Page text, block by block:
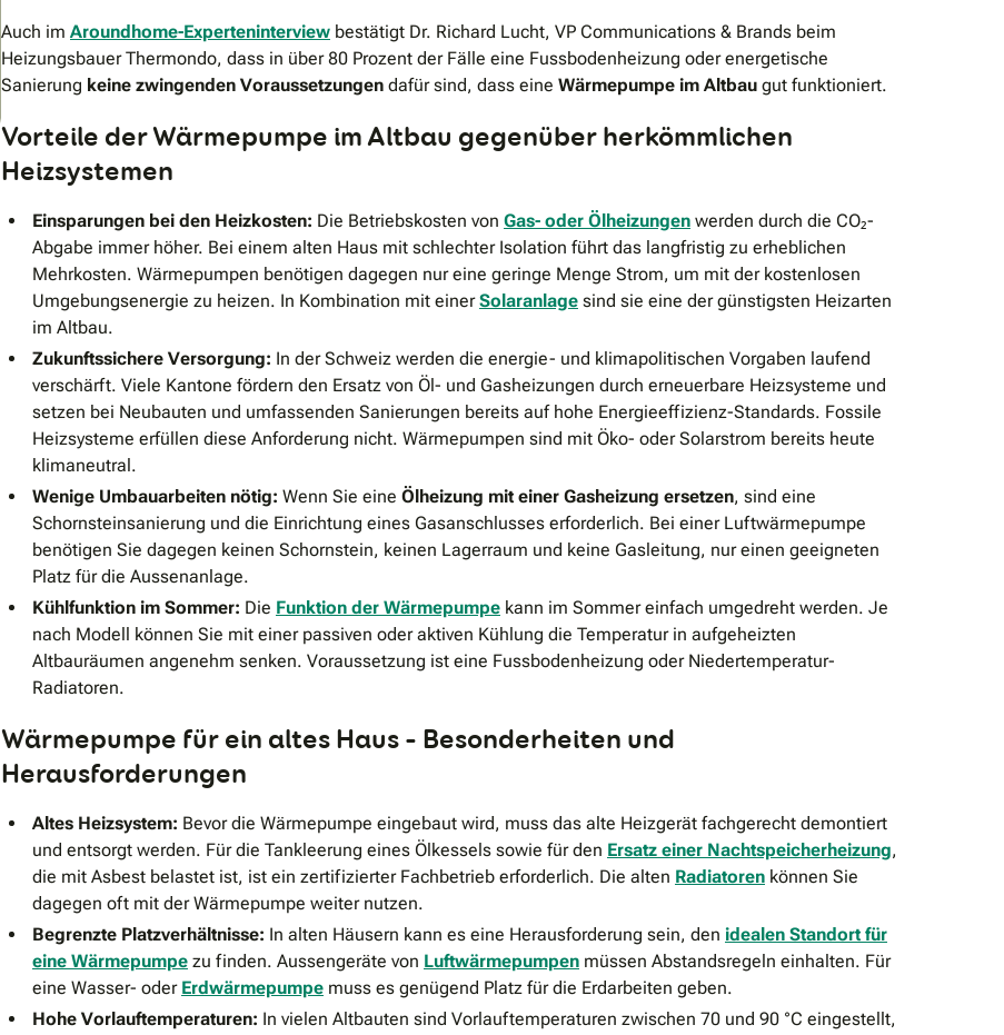
Auch im Aroundhome-Experteninterview bestätigt Dr. Richard Lucht, VP Communications & Brands beim
Heizungsbauer Thermondo, dass in über 80 Prozent der Fälle eine Fussbodenheizung oder energetische
Sanierung keine zwingenden Voraussetzungen dafür sind, dass eine Wärmepumpe im Altbau gut funktioniert.
Vorteile der Wärmepumpe im Altbau gegenüber herkömmlichen
Heizsystemen
Einsparungen bei den Heizkosten: Die Betriebskosten von Gas- oder Ölheizungen werden durch die CO₂-
Abgabe immer höher. Bei einem alten Haus mit schlechter Isolation führt das langfristig zu erheblichen
Mehrkosten. Wärmepumpen benötigen dagegen nur eine geringe Menge Strom, um mit der kostenlosen
Umgebungsenergie zu heizen. In Kombination mit einerSolaranlage sind sie eine der günstigsten Heizarten
im Altbau.
Zukunftssichere Versorgung: In der Schweiz werden die energie- und klimapolitischen Vorgaben laufend
verschärft. Viele Kantone fördern den Ersatz von Öl- und Gasheizungen durch erneuerbare Heizsysteme und
setzen bei Neubauten und umfassenden Sanierungen bereits auf hohe Energieeffizienz-Standards. Fossile
Heizsysteme erfüllen diese Anforderung nicht. Wärmepumpen sind mit Öko- oder Solarstrom bereits heute
klimaneutral.
Wenige Umbauarbeiten nötig: Wenn Sie eine Ölheizung mit einer Gasheizung ersetzen, sind eine
Schornsteinsanierung und die Einrichtung eines Gasanschlusses erforderlich. Bei einer Luftwärmepumpe
benötigen Sie dagegen keinen Schornstein, keinen Lagerraum und keine Gasleitung, nur einen geeigneten
Platz für die Aussenanlage.
Kühlfunktion im Sommer: Die Funktion der Wärmepumpe kann im Sommer einfach umgedreht werden. Je
nach Modell können Sie mit einer passiven oder aktiven Kühlung die Temperatur in aufgeheizten
Altbauräumen angenehm senken. Voraussetzung ist eine Fussbodenheizung oder Niedertemperatur-
Radiatoren.
Wärmepumpe für ein altes Haus – Besonderheiten und
Herausforderungen
Altes Heizsystem: Bevor die Wärmepumpe eingebaut wird, muss das alte Heizgerät fachgerecht demontiert
und entsorgt werden. Für die Tankleerung eines Ölkessels sowie für den Ersatz einer Nachtspeicherheizung,
die mit Asbest belastet ist, ist ein zertifizierter Fachbetrieb erforderlich. Die alten Radiatoren können Sie
dagegen oft mit der Wärmepumpe weiter nutzen.
Begrenzte Platzverhältnisse: In alten Häusern kann es eine Herausforderung sein, den idealen Standort für
eine Wärmepumpe zu finden. Aussengeräte von Luftwärmepumpen müssen Abstandsregeln einhalten. Für
eine Wasser- oder Erdwärmepumpe muss es genügend Platz für die Erdarbeiten geben.
Hohe Vorlauftemperaturen: In vielen Altbauten sind Vorlauftemperaturen zwischen 70 und 90 °C eingestellt,